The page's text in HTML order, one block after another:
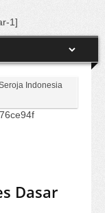
1]
Indonesia
Dasar